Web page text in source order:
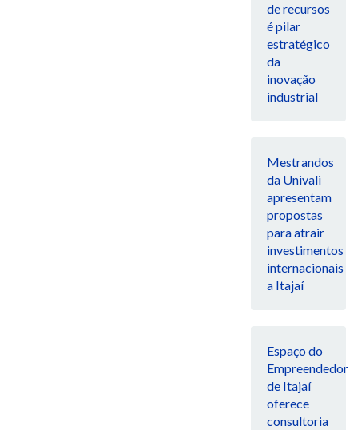
de recursos
é pilar
estratégico
da
inovação
industrial
Mestrandos
da Univali
apresentam
propostas
para atrair
investimentos
internacionais
a Itajaí
Espaço do
Empreendedor
de Itajaí
oferece
consultoria